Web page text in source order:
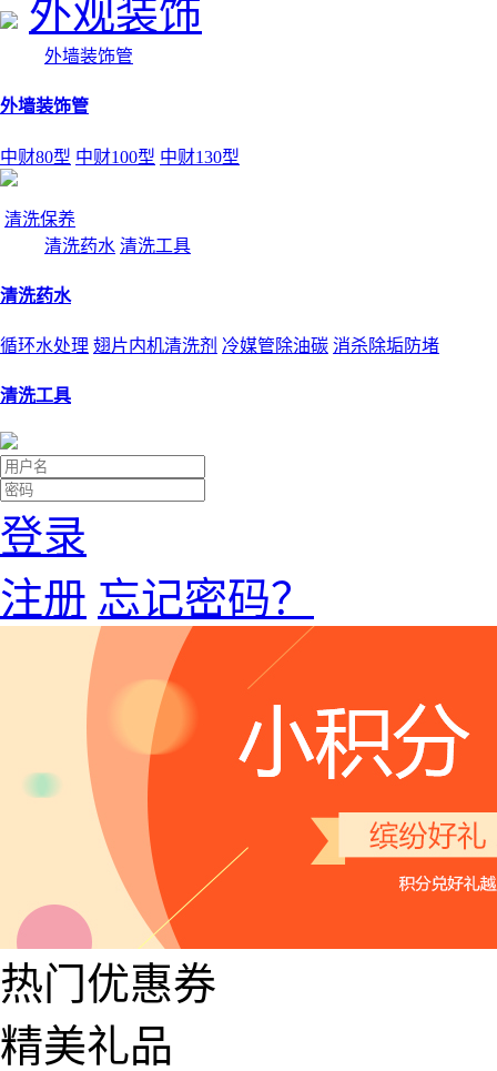
外观装饰
外墙装饰管
外墙装饰管
中财80型 中财100型 中财130型
清洗保养
清洗药水 清洗工具
清洗药水
循环水处理 翅片内机清洗剂 冷媒管除油碳 消杀除垢防堵
清洗工具
登录
注册 忘记密码？
热门优惠券
精美礼品